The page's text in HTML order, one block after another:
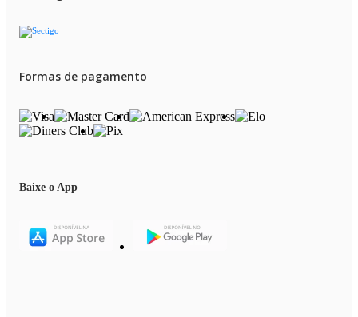
• Composição: Metal e Plástico.
Formas de pagamento
Baixe o App